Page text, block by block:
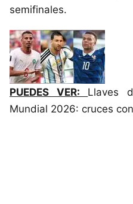
semifinales.
PUEDES VER: Llaves
Mundial 2026: cruces